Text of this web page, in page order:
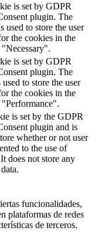
is set by GDPR
plugin. The
used to store the user
the cookies in the
is set by GDPR
plugin. The
to store the user
the cookies in the
"Performance".
is set by the GDPR
plugin and is
whether or not user
to the use of
does not store any
funcionalidades,
plataformas de redes
de terceros.